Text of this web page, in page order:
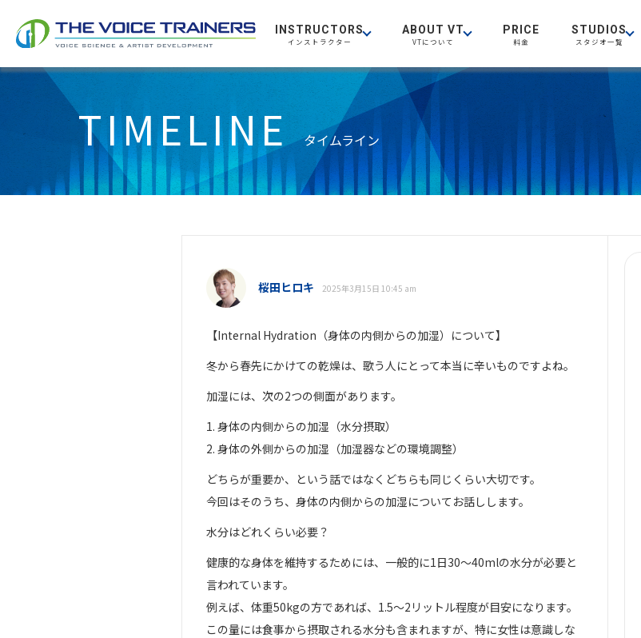
INSTRUCTORS
インストラクター
ABOUT VT
VTについて
PRICE
料金
STUDIOS
スタジオ一覧
TIMELINE タイムライン
桜田ヒロキ 2025年3月15日 10:45 am
【Internal Hydration（身体の内側からの加湿）について】
冬から春先にかけての乾燥は、歌う人にとって本当に辛いものですよね。
加湿には、次の2つの側面があります。
1. 身体の内側からの加湿（水分摂取）
2. 身体の外側からの加湿（加湿器などの環境調整）
どちらが重要か、という話ではなくどちらも同じくらい大切です。
今回はそのうち、身体の内側からの加湿についてお話しします。
水分はどれくらい必要？
健康的な身体を維持するためには、一般的に1日30〜40mlの水分が必要と
言われています。
例えば、体重50kgの方であれば、1.5〜2リットル程度が目安になります。
この量には食事から摂取される水分も含まれますが、特に女性は意識しな